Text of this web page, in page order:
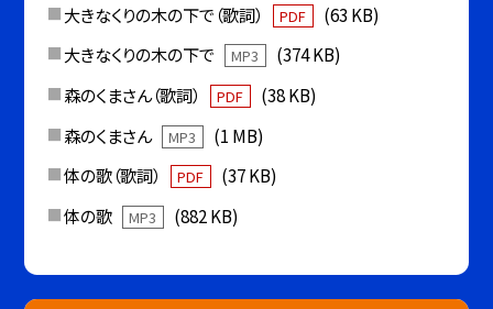
大きなくりの木の下で（歌詞）
PDF
(63 KB)
大きなくりの木の下で
MP3
(374 KB)
森のくまさん（歌詞）
PDF
(38 KB)
森のくまさん
MP3
(1 MB)
体の歌（歌詞）
PDF
(37 KB)
体の歌
MP3 (882 KB)